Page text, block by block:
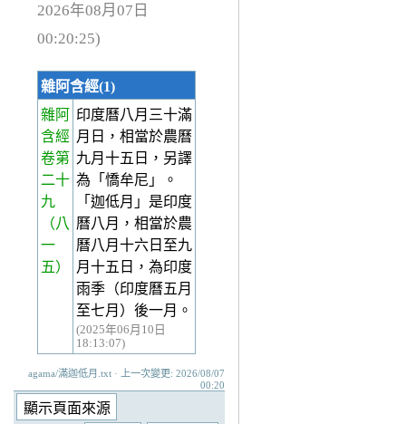
2026年08月07日
00:20:25)
雜阿含經(1)
雜阿
含經
卷第
二十
九
（八
一
五）
印度曆八月三十滿
月日，相當於農曆
九月十五日，另譯
為「憍牟尼」。
「迦低月」是印度
曆八月，相當於農
曆八月十六日至九
月十五日，為印度
雨季（印度曆五月
至七月）後一月。
(2025年06月10日
18:13:07)
agama/滿迦低月.txt · 上一次變更: 2026/08/07
00:20